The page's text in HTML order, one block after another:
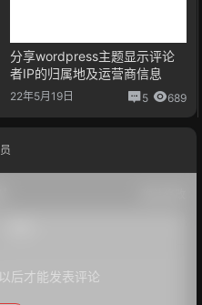
分享wordpress主题显示评论
者IP的归属地及运营商信息
22年5月19日 5 689
后才能发表评论